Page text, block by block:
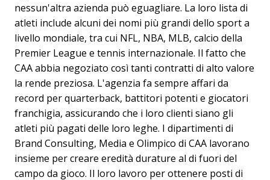
nessun'altra azienda può eguagliare. La loro lista di
atleti include alcuni dei nomi più grandi dello sport a
livello mondiale, tra cui NFL, NBA, MLB, calcio della
Premier League e tennis internazionale. Il fatto che
CAA abbia negoziato così tanti contratti di alto valore
la rende preziosa. L'agenzia fa sempre affari da
record per quarterback, battitori potenti e giocatori
franchigia, assicurando che i loro clienti siano gli
atleti più pagati delle loro leghe. I dipartimenti di
Brand Consulting, Media e Olimpico di CAA lavorano
insieme per creare eredità durature al di fuori del
campo da gioco. Il loro lavoro per ottenere posti di